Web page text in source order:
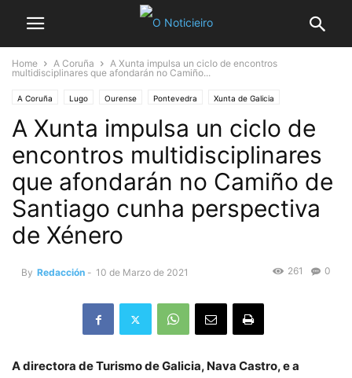
Home A Coruña
A Xunta impulsa un ciclo de encontros
multidisciplinares que afondarán no Camiño...
A Coruña Lugo Ourense Pontevedra Xunta de Galicia
A Xunta impulsa un ciclo de
encontros multidisciplinares
que afondarán no Camiño de
Santiago cunha perspectiva
de Xénero
By Redacción - 10 de Marzo de 2021 0
261
A directora de Turismo de Galicia, Nava Castro, e a